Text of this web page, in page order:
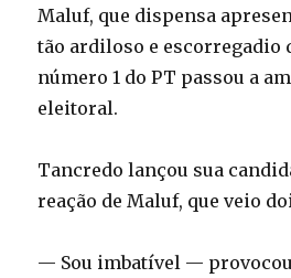
Maluf, que dispensa
tão ardiloso e escorregadio
número 1 do PT passou a
eleitoral.
Tancredo lançou sua
reação de Maluf, que veio
— Sou imbatível —